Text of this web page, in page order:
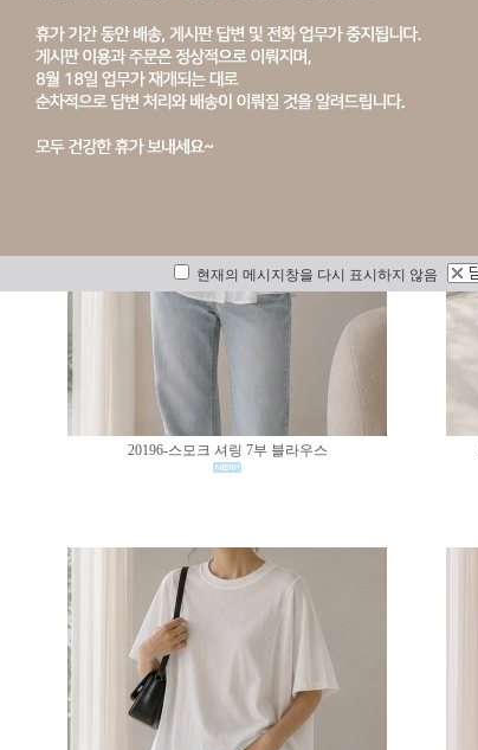
20196-스모크 셔링 7부 블라우스
현재의 메시지창을 다시 표시하지 않음